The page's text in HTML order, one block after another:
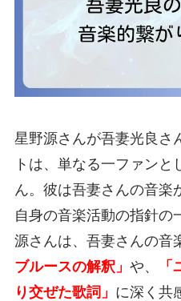
星野源さんが吾妻光良さ
トは、単なる一ファン
ん。彼は吾妻さんの音楽
自身の音楽活動の指針の
源さんは、吾妻さんの音
ブルースの解釈」 や、
り交ぜた歌詞」 に深く共